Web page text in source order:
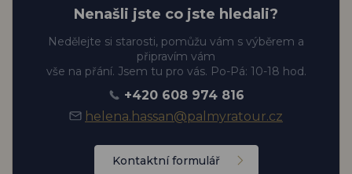
Nenašli jste co jste hledali?
Nedělejte si starosti, pomůžu vám s výběrem a
připravím vám
vše na přání. Jsem tu pro vás. Po-Pá: 10-18 hod.
+420 608 974 816
helena.hassan@palmyratour.cz
Kontaktní formulář